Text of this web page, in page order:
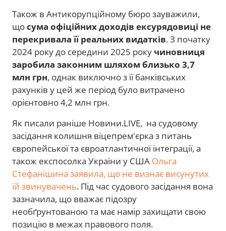
Також в Антикорупційному бюро зауважили,
щосума офіційних доходів ексурядовиці не
перекривала її реальних видатків. З початку
2024 року до середини 2025 року чиновниця
заробила законним шляхом близько 3,7
млн грн, однак виключно з її банківських
рахунків у цей же період було витрачено
орієнтовно 4,2 млн грн.
Як писали раніше Новини.LIVE, на судовому
засідання колишня віцепрем'єрка з питань
європейської та євроатлантичної інтеграції, а
також експосолка України у США Ольга
Стефанішина заявила, що не визнає висунутих
їй звинувачень. Під час судового засідання вона
зазначила, що вважає підозру
необґрунтованою та має намір захищати свою
позицію в межах правового поля.